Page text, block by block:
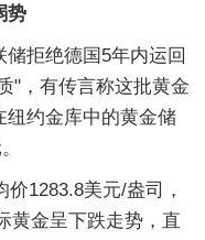
势
拒绝德国5年内运回
"，有传言称这批黄金
纽约金库中的黄金储
1283.8美元/盎司，
黄金呈下跌走势，直